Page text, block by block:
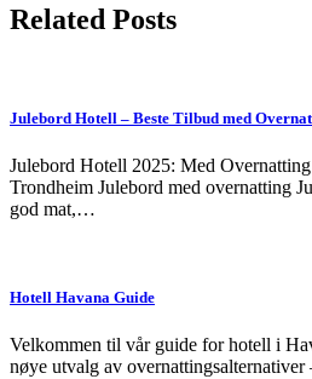
Related Posts
Julebord Hotell – Beste Tilbud med
Julebord Hotell 2025: Med
Trondheim Julebord med overnatting
god mat,…
Hotell Havana Guide
Velkommen til vår guide for hotell i
nøye utvalg av